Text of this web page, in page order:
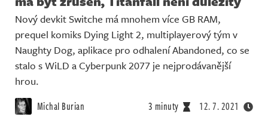
Nový devkit Switche má mnohem více GB RAM,
prequel komiks Dying Light 2, multiplayerový tým v
Naughty Dog, aplikace pro odhalení Abandoned, co se
stalo s WiLD a Cyberpunk 2077 je nejprodávanější
hrou.
Michal Burian 3 minuty 12. 7. 2021